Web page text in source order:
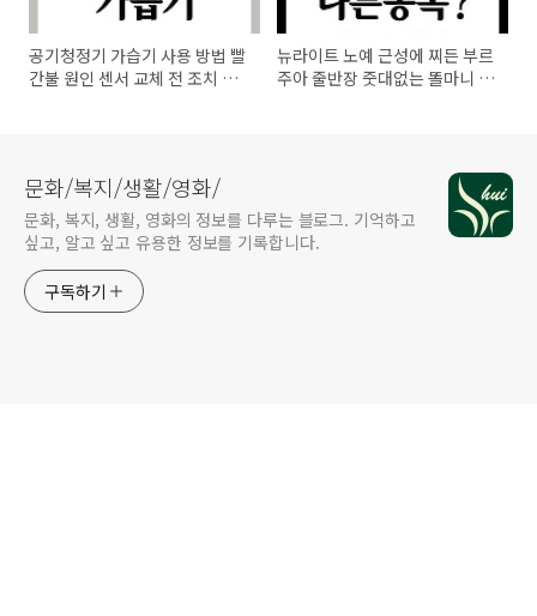
공기청정기 가습기 사용 방법 빨
간불 원인 센서 교체 전 조치 방
뉴라이트 노예 근성에 찌든 부르
주아 줄반장 줏대없는 똘마니 다
문화/복지/생활/영화/
문화, 복지, 생활, 영화의 정보를 다루는 블로그. 기억하고
싶고, 알고 싶고 유용한 정보를 기록합니다.
구독하기